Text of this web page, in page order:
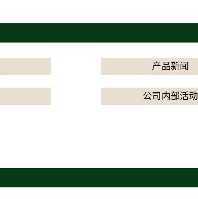
产品新闻
公司内部活动